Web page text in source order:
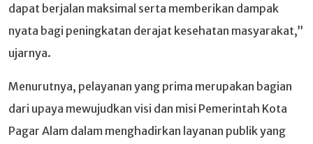
dapat berjalan maksimal serta memberikan dampak
nyata bagi peningkatan derajat kesehatan masyarakat,”
ujarnya.
Menurutnya, pelayanan yang prima merupakan bagian
dari upaya mewujudkan visi dan misi Pemerintah Kota
Pagar Alam dalam menghadirkan layanan publik yang